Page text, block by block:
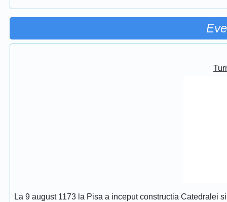
La 9 august 1173 la Pisa a inceput constructia Catedralei